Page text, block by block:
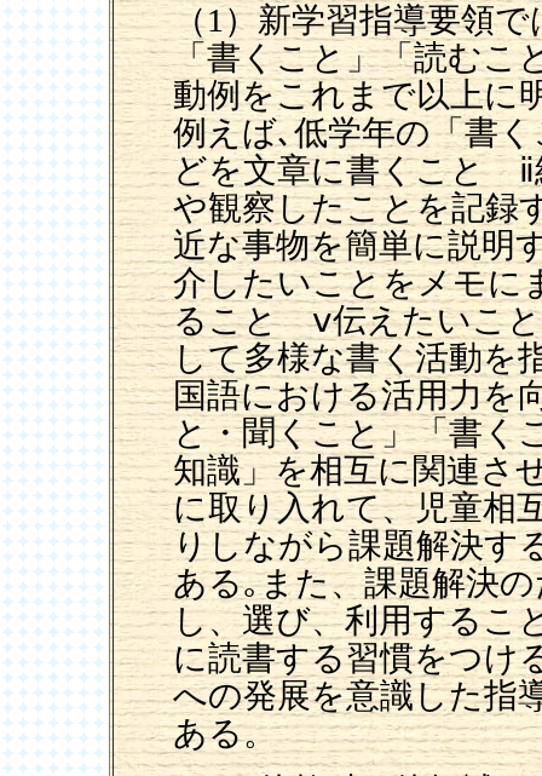
（1）新学習指導要領
「書くこと」「読むこ
動例をこれまで以上に
例えば､低学年の「書
どを文章に書くこと ⅱ
や観察したことを記
近な事物を簡単に説
介したいことをメモに
ること ⅴ伝えたいこと
して多様な書く活動を
国語における活用力を
と・聞くこと」「書く
知識」を相互に関連さ
に取り入れて、児童相
りしながら課題解決す
ある｡また、課題解決
し、選び、利用するこ
に読書する習慣をつけ
への発展を意識した指
ある。